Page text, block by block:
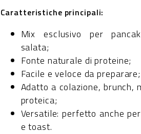
Caratteristiche principali:
Mix esclusivo per
salata;
Fonte naturale di proteine;
Facile e veloce da preparare;
Adatto a colazione, brunch,
proteica;
Versatile: perfetto anche
e toast.